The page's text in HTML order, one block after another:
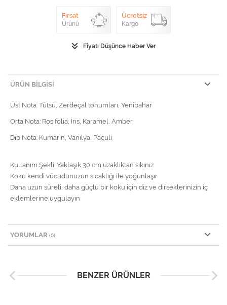
Fırsat
Ürünü
Ücretsiz
Kargo
Fiyatı Düşünce Haber Ver
ÜRÜN BILGISI
Üst Nota: Tütsü, Zerdeçal tohumları, Yenibahar
Orta Nota: Rosifolia, İris, Karamel, Amber
Dip Nota: Kumarin, Vanilya, Paçuli
Kullanım Şekli: Yaklaşık 30 cm uzaklıktan sıkınız
Koku kendi vücudunuzun sıcaklığı ile yoğunlaşır
Daha uzun süreli, daha güçlü bir koku için diz ve dirseklerinizin iç
eklemlerine uygulayın
YORUMLAR (0)
BENZER ÜRÜNLER